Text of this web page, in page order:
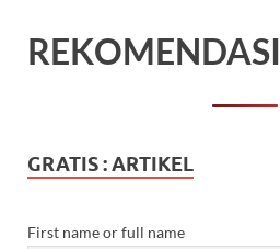
REKOMENDASI
GRATIS : ARTIKEL
First name or full name